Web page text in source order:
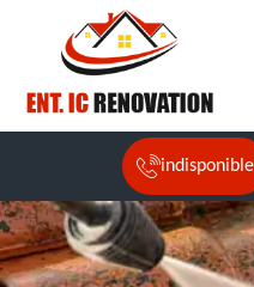
indisponible